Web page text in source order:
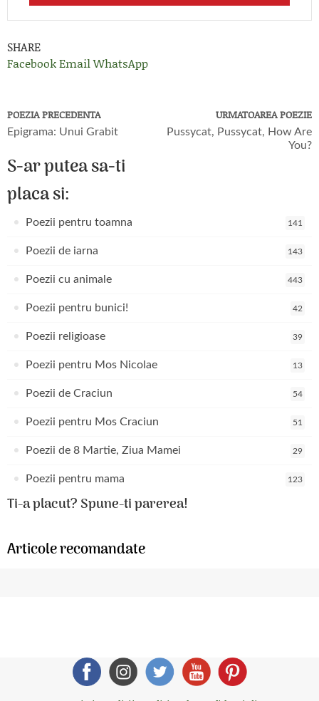
SHARE
FacebookEmailWhatsApp
POEZIA PRECEDENTA
Epigrama: Unui Grabit
URMATOAREA POEZIE
Pussycat, Pussycat, How Are
You?
S-ar putea sa-ti
placa si:
Poezii pentru toamna 141
Poezii de iarna 143
Poezii cu animale 443
Poezii pentru bunici! 42
Poezii religioase 39
Poezii pentru Mos Nicolae 13
Poezii de Craciun 54
Poezii pentru Mos Craciun 51
Poezii de 8 Martie, Ziua Mamei 29
Poezii pentru mama 123
Ti-a placut? Spune-ti parerea!
Articole recomandate